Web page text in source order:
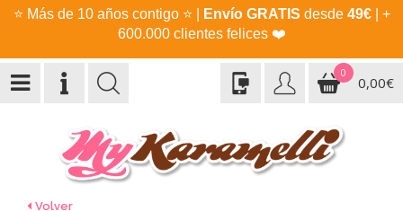
⭐ Más de 10 años contigo ⭐ Envío GRATIS desde 49€| +
600.000 clientes felices ❤️
0
0,00€
Volver